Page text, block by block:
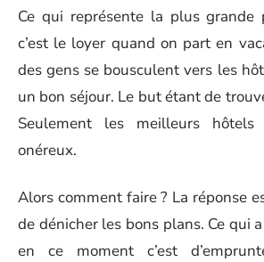
Ce qui représente la plus
c’est le loyer quand on part en
des gens se bousculent vers les
un bon séjour. Le but étant de
Seulement les meilleurs hôtels
onéreux.
Alors comment faire ? La réponse
de dénicher les bons plans. Ce qui
en ce moment c’est